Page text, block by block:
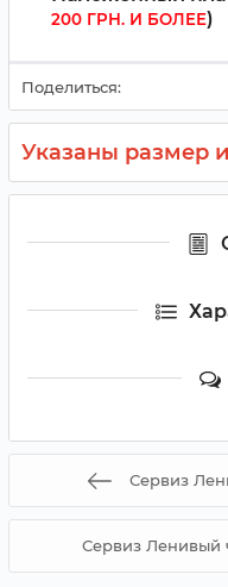
200 ГРН. И БОЛЕЕ)
Поделиться:
Указаны размер
Сервиз
Сервиз Ленивый